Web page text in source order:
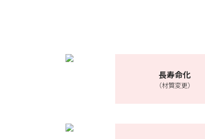
長寿命化
（材質変更）